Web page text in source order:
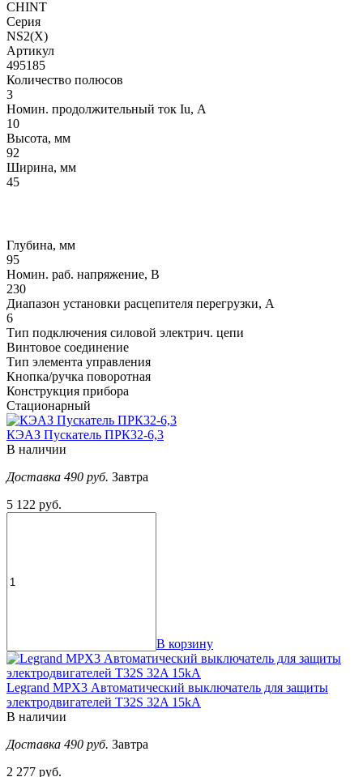
CHINT
Серия
NS2(X)
Артикул
495185
Количество полюсов
3
Номин. продолжительный ток Iu, А
10
Высота, мм
92
Ширина, мм
45
Глубина, мм
95
Номин. раб. напряжение, В
230
Диапазон установки расцепителя перегрузки, А
6
Тип подключения силовой электрич. цепи
Винтовое соединение
Тип элемента управления
Кнопка/ручка поворотная
Конструкция прибора
Стационарный
КЭАЗ Пускатель ПРК32-6,3
В наличии
Доставка 490 руб. Завтра
5 122 руб.
В корзину
Legrand MPX3 Автоматический выключатель для защиты
электродвигателей T32S 32A 15kA
В наличии
Доставка 490 руб. Завтра
2 277 руб.